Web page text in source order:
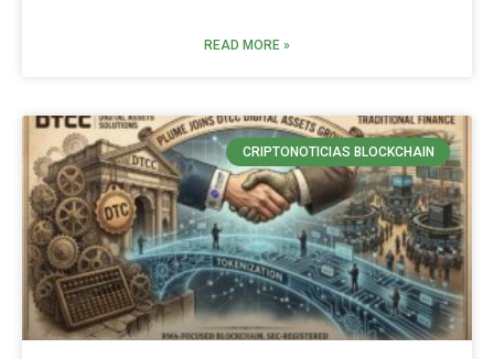
READ MORE »
CRIPTONOTICIAS BLOCKCHAIN